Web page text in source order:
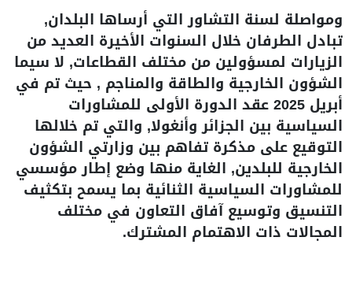
ومواصلة لسنة التشاور التي أرساها البلدان,
تبادل الطرفان خلال السنوات الأخيرة العديد من
الزيارات لمسؤولين من مختلف القطاعات, لا سيما
الشؤون الخارجية والطاقة والمناجم , حيث تم في
أبريل 2025 عقد الدورة الأولى للمشاورات
السياسية بين الجزائر وأنغولا, والتي تم خلالها
التوقيع على مذكرة تفاهم بين وزارتي الشؤون
الخارجية للبلدين, الغاية منها وضع إطار مؤسسي
للمشاورات السياسية الثنائية بما يسمح بتكثيف
التنسيق وتوسيع آفاق التعاون في مختلف
المجالات ذات الاهتمام المشترك.